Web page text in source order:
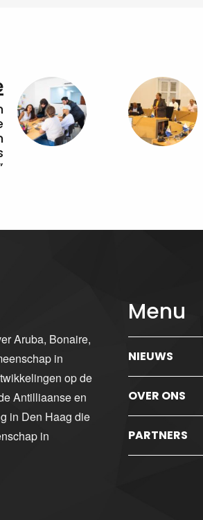
Aruba, Bonaire,
in
op de
Antilliaanse en
in Den Haag die
in
Menu
NIEUWS
OVER ONS
PARTNERS